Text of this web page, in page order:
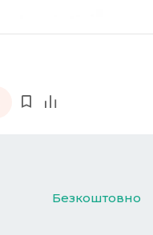
Безкоштовно